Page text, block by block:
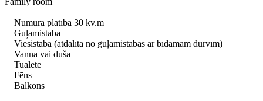
Numura platība 30 kv.m
Guļamistaba
Viesistaba (atdalīta no guļamistabas ar bīdamām durvīm)
Vanna vai duša
Tualete
Fēns
Balkons